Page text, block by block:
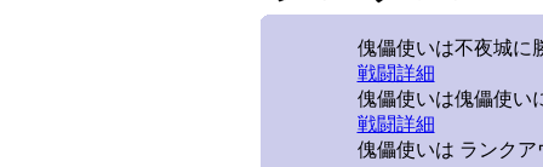
傀儡使いは不夜城に
戦闘詳細
傀儡使いは傀儡使い
戦闘詳細
傀儡使いは ランク